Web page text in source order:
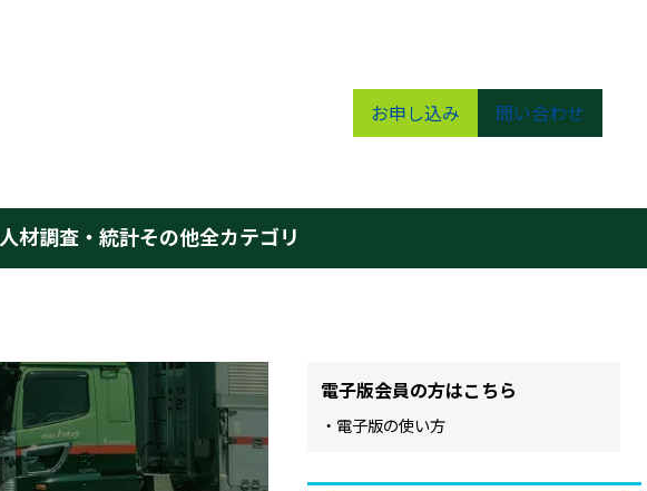
お申し込み 問い合わせ
人材調査・統計その他全カテゴリ
電子版会員の方はこちら
・電子版の使い方